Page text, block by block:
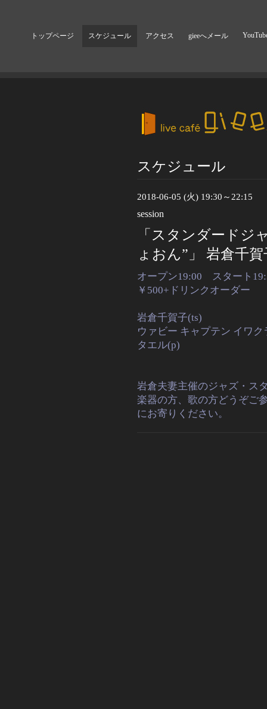
トップページ スケジュール アクセス gieeへメール
スケジュール
2018-06-05 (火) 19:30～22:15
session
「スタンダードジ
ょおん”」 岩倉千賀
オープン19:00 スタート
￥500+ドリンクオーダー
岩倉千賀子(ts)
ウァビー キャプテン イワク
タエル(p)
岩倉夫妻主催のジャズ・ス
楽器の方、歌の方どうぞご
にお寄りください。